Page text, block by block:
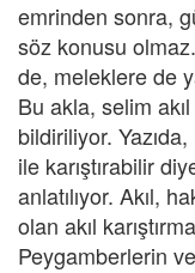
emrinden sonra,
söz konusu
de, meleklere de
Bu akla, selim
bildiriliyor.
ile karıştırabilir
anlatılıyor. Akıl,
olan akıl
Peygamberlerin